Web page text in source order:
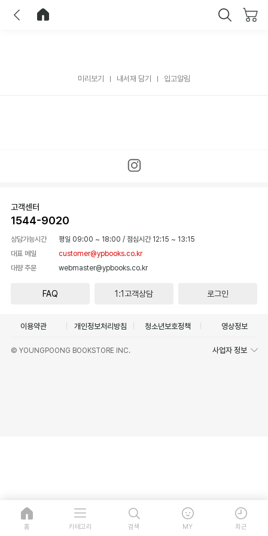
미리보기 내서재 담기 입고알림
고객센터
1544-9020
상담가능시간 평일 09:00 ~ 18:00 / 점심시간 12:15 ~ 13:15
대표 메일
customer@ypbooks.co.kr
대량 주문
webmaster@ypbooks.co.kr
FAQ 1:1고객상담 로그인
이용약관 개인정보처리방침 청소년보호정책 영상정보
© YOUNGPOONG BOOKSTORE INC. 사업자 정보
홈 카테고리 검색 MY 최근